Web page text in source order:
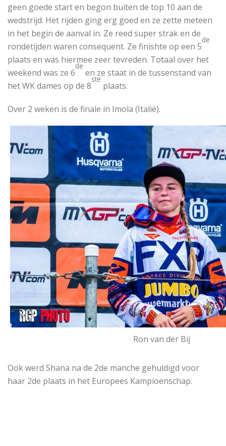
geen goede start en begon buiten de top 10 aan de
wedstrijd. Het rijden ging erg goed en ze zette meteen
in het begin de aanval in. Ze reed super strak en de
rondetijden waren consequent. Ze finishte op een 5
de
plaats en was hiermee zeer tevreden. Totaal over het
weekend was ze 6
de
en ze staat in de tussenstand van
het WK dames op de 8
ste
plaats.
Over 2 weken is de finale in Imola (Italië).
Ron van der Bij
Ook werd Shana na de 2de manche gehuldigd voor
haar 2de plaats in het Europees Kampioenschap.